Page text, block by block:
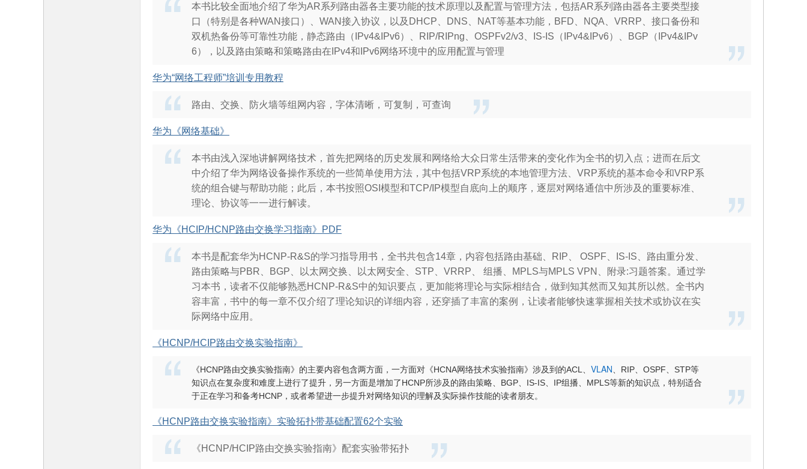
本书比较全面地介绍了华为AR系列路由器各主要功能的技术原理以及配置与管理方法，包括AR系列路由器各主要类型接
口（特别是各种WAN接口）、WAN接入协议，以及DHCP、DNS、NAT等基本功能，BFD、NQA、VRRP、接口备份和
双机热备份等可靠性功能，静态路由（IPv4&IPv6）、RIP/RIPng、OSPFv2/v3、IS-IS（IPv4&IPv6）、BGP（IPv4&IPv
6），以及路由策略和策略路由在IPv4和IPv6网络环境中的应用配置与管理
华为“网络工程师”培训专用教程
路由、交换、防火墙等组网内容，字体清晰，可复制，可查询
华为《网络基础》
本书由浅入深地讲解网络技术，首先把网络的历史发展和网络给大众日常生活带来的变化作为全书的切入点；进而在后文
中介绍了华为网络设备操作系统的一些简单使用方法，其中包括VRP系统的本地管理方法、VRP系统的基本命令和VRP系
统的组合键与帮助功能；此后，本书按照OSI模型和TCP/IP模型自底向上的顺序，逐层对网络通信中所涉及的重要标准、
理论、协议等一一进行解读。
华为《HCIP/HCNP路由交换学习指南》PDF
本书是配套华为HCNP-R&S的学习指导用书，全书共包含14章，内容包括路由基础、RIP、 OSPF、IS-IS、路由重分发、
路由策略与PBR、BGP、以太网交换、以太网安全、STP、VRRP、 组播、MPLS与MPLS VPN、附录:习题答案。通过学
习本书，读者不仅能够熟悉HCNP-R&S中的知识要点，更加能将理论与实际相结合，做到知其然而又知其所以然。全书内
容丰富，书中的每一章不仅介绍了理论知识的详细内容，还穿插了丰富的案例，让读者能够快速掌握相关技术或协议在实
际网络中应用。
《HCNP/HCIP路由交换实验指南》
《HCNP路由交换实验指南》的主要内容包含两方面，一方面对《HCNA网络技术实验指南》涉及到的ACL、 VLAN 、RIP、OSPF、STP等
知识点在复杂度和难度上进行了提升，另一方面是增加了HCNP所涉及的路由策略、BGP、IS-IS、IP组播、MPLS等新的知识点，特别适合
于正在学习和备考HCNP，或者希望进一步提升对网络知识的理解及实际操作技能的读者朋友。
《HCNP路由交换实验指南》实验拓扑带基础配置62个实验
《HCNP/HCIP路由交换实验指南》配套实验带拓扑